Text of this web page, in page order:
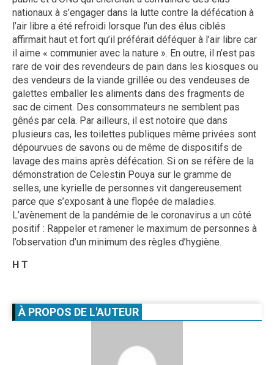
nationaux à s’engager dans la lutte contre la défécation à
l’air libre a été refroidi lorsque l’un des élus ciblés
affirmait haut et fort qu’il préférait déféquer à l’air libre car
il aime « communier avec la nature ». En outre, il n’est pas
rare de voir des revendeurs de pain dans les kiosques ou
des vendeurs de la viande grillée ou des vendeuses de
galettes emballer les aliments dans des fragments de
sac de ciment. Des consommateurs ne semblent pas
gênés par cela. Par ailleurs, il est notoire que dans
plusieurs cas, les toilettes publiques même privées sont
dépourvues de savons ou de même de dispositifs de
lavage des mains après défécation. Si on se réfère de la
démonstration de Celestin Pouya sur le gramme de
selles, une kyrielle de personnes vit dangereusement
parce que s’exposant à une flopée de maladies.
L’avènement de la pandémie de le coronavirus a un côté
positif : Rappeler et ramener le maximum de personnes à
l’observation d’un minimum des règles d’hygiène.
H T
À PROPOS DE L'AUTEUR